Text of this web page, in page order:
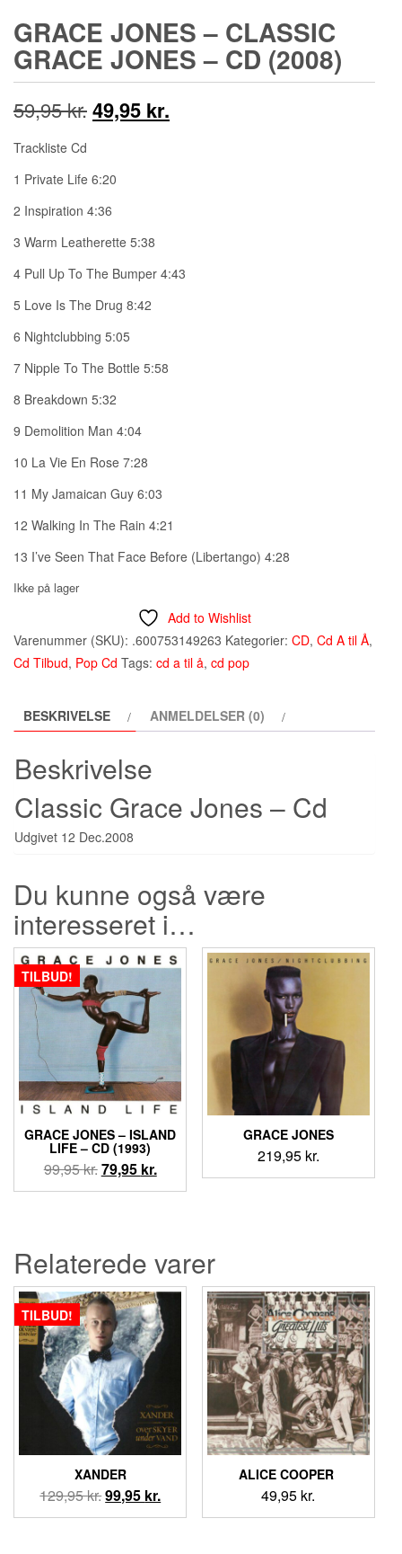
GRACE JONES ‎– CLASSIC
GRACE JONES – CD (2008)
59,95kr.Den
pris
var:
59,95 kr..
49,95 kr.
Trackliste Cd
1 Private Life 6:20
2 Inspiration 4:36
3 Warm Leatherette 5:38
4 Pull Up To The Bumper 4:43
5 Love Is The Drug 8:42
6 Nightclubbing 5:05
7 Nipple To The Bottle 5:58
8 Breakdown 5:32
9 Demolition Man 4:04
10 La Vie En Rose 7:28
11 My Jamaican Guy 6:03
12 Walking In The Rain 4:21
13 I’ve Seen That Face Before (Libertango) 4:28
Ikke på lager
Add to Wishlist
Varenummer (SKU): .600753149263 Kategorier: CD, Cd A til Å,
Cd Tilbud, Pop Cd Tags: cd a til å, cd pop
BESKRIVELSE ANMELDELSER (0)
Beskrivelse
Classic Grace Jones – Cd
Udgivet 12 Dec.2008
Du kunne også være
interesseret i…
TILBUD!
GRACE JONES – ISLAND
LIFE – CD (1993)
99,95kr.Den
oprindelige
79,95 kr.Den
aktuelle
GRACE JONES
219,95 kr.
Relaterede varer
TILBUD!
XANDER
129,95kr.Den
oprindelige
99,95 kr.Den
aktuelle
ALICE COOPER ‎
49,95 kr.